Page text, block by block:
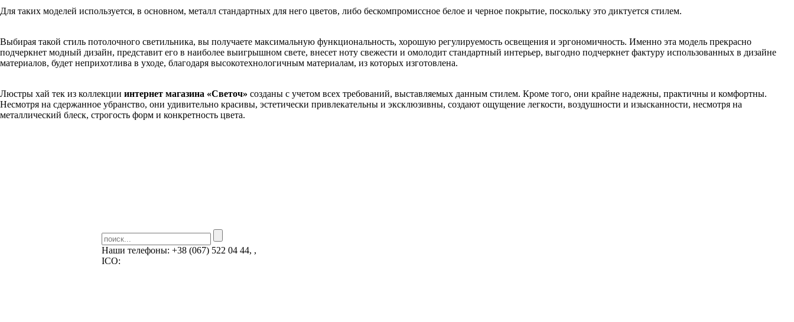
Для таких моделей используется, в основном, металл стандартных для него цветов, либо бескомпромиссное белое и черное покрытие, поскольку это диктуется стилем.
Выбирая такой стиль потолочного светильника, вы получаете максимальную функциональность, хорошую регулируемость освещения и эргономичность. Именно эта модель прекрасно
подчеркнет модный дизайн, представит его в наиболее выигрышном свете, внесет ноту свежести и омолодит стандартный интерьер, выгодно подчеркнет фактуру использованных в дизайне
материалов, будет неприхотлива в уходе, благодаря высокотехнологичным материалам, из которых изготовлена.
Люстры хай тек из коллекции интернет магазина «Светоч» созданы с учетом всех требований, выставляемых данным стилем. Кроме того, они крайне надежны, практичны и комфортны.
Несмотря на сдержанное убранство, они удивительно красивы, эстетически привлекательны и эксклюзивны, создают ощущение легкости, воздушности и изысканности, несмотря на
металлический блеск, строгость форм и конкретность цвета.
Наши телефоны: +38 (067) 522 04 44, ,
ICQ: